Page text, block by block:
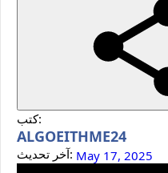
كتب:
ALGOEITHME24
آخر تحديث: May 17, 2025